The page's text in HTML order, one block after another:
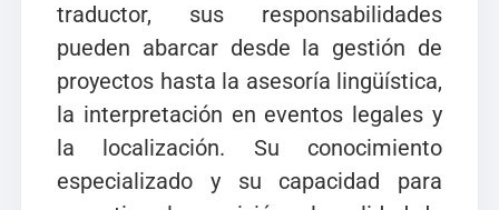
traductor, sus responsabilidades
pueden abarcar desde la gestión de
proyectos hasta la asesoría lingüística,
la interpretación en eventos legales y
la localización. Su conocimiento
especializado y su capacidad para